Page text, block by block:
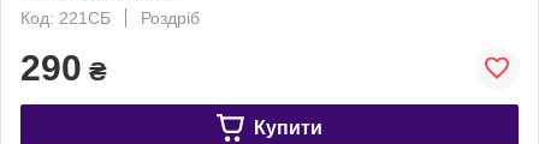
Код: 221СБ
Роздріб
290 ₴
Купити